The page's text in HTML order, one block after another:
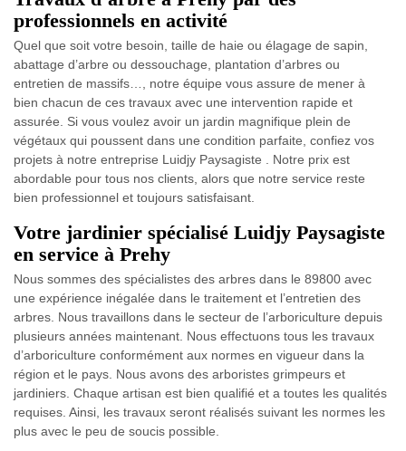
professionnels en activité
Quel que soit votre besoin, taille de haie ou élagage de sapin,
abattage d’arbre ou dessouchage, plantation d’arbres ou
entretien de massifs…, notre équipe vous assure de mener à
bien chacun de ces travaux avec une intervention rapide et
assurée. Si vous voulez avoir un jardin magnifique plein de
végétaux qui poussent dans une condition parfaite, confiez vos
projets à notre entreprise Luidjy Paysagiste . Notre prix est
abordable pour tous nos clients, alors que notre service reste
bien professionnel et toujours satisfaisant.
Votre jardinier spécialisé Luidjy Paysagiste
en service à Prehy
Nous sommes des spécialistes des arbres dans le 89800 avec
une expérience inégalée dans le traitement et l’entretien des
arbres. Nous travaillons dans le secteur de l’arboriculture depuis
plusieurs années maintenant. Nous effectuons tous les travaux
d’arboriculture conformément aux normes en vigueur dans la
région et le pays. Nous avons des arboristes grimpeurs et
jardiniers. Chaque artisan est bien qualifié et a toutes les qualités
requises. Ainsi, les travaux seront réalisés suivant les normes les
plus avec le peu de soucis possible.